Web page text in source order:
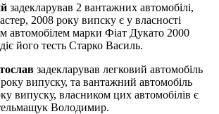
задекларував 2 вантажних автомобілі,
2008 року випску є у власності
автомобілем марки Фіат Дукато 2000
його тесть Старко Василь.
задекларував легковий автомобіль
випуску, та вантажний автомобіль
випуску, власником цих автомобілів є
Володимир.